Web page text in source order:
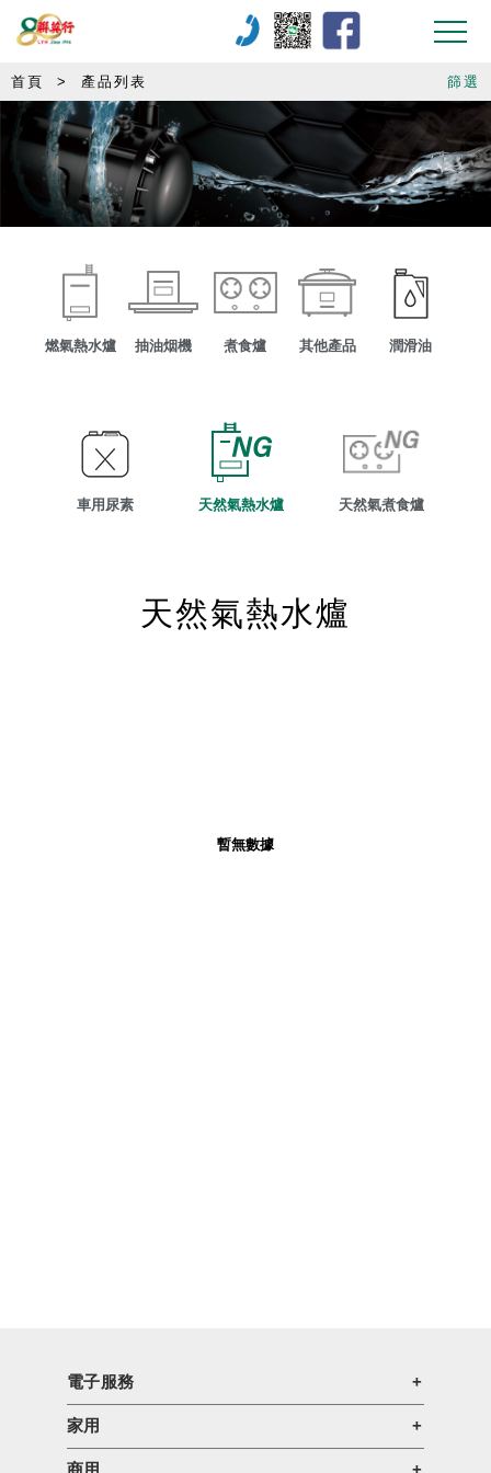
首頁 > 產品列表 篩選
燃氣熱水爐 抽油烟機 煮食爐 其他產品 潤滑油
車用尿素 天然氣熱水爐 天然氣煮食爐
天然氣熱水爐
暫無數據
電子服務
家用
商用